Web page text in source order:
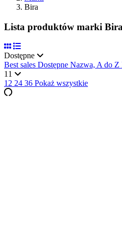
Bira
Lista produktów marki Bira
Dostępne
Best sales Dostępne Nazwa, A do Z
11
12 24 36 Pokaż wszystkie